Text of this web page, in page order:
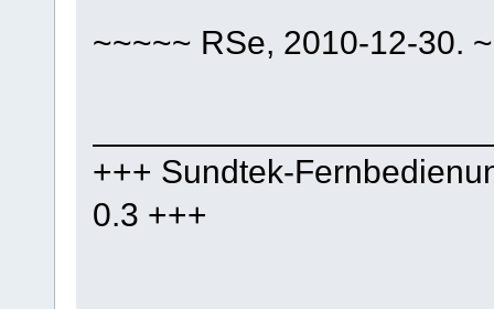
~~~~~ RSe, 2010-12-30.
+++ Sundtek-
0.3 +++